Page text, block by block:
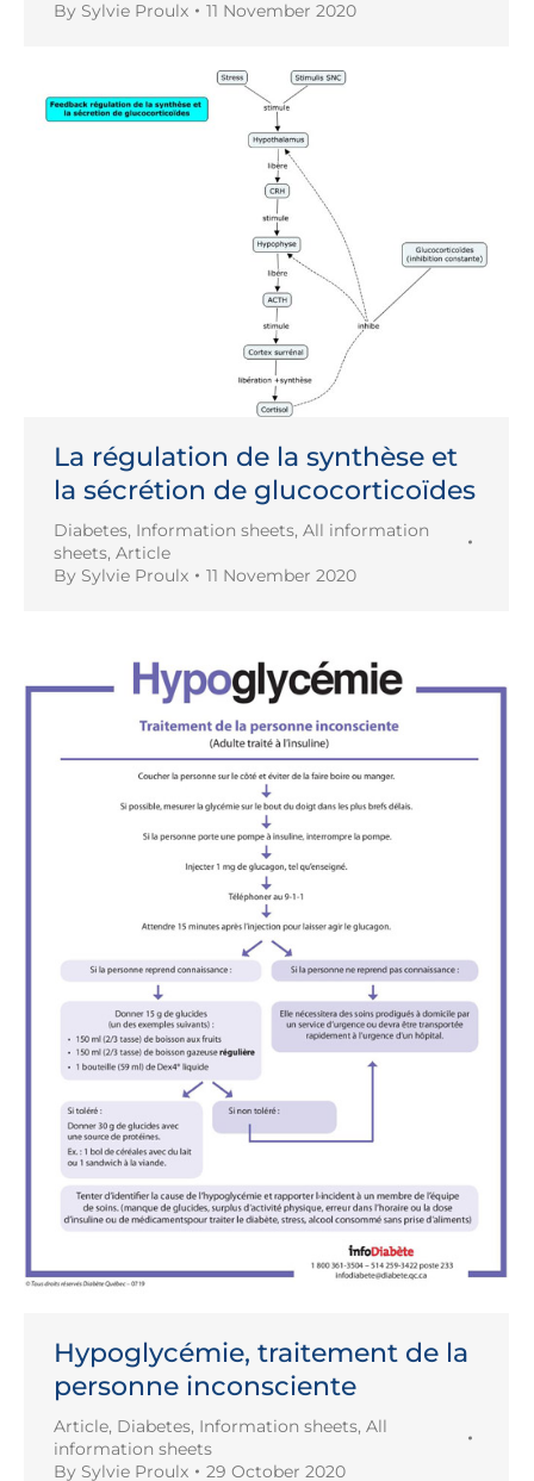
By Sylvie Proulx 11 November 2020
La régulation de la synthèse et
la sécrétion de glucocorticoïdes
Diabetes, Information sheets, All information
sheets, Article
By Sylvie Proulx 11 November 2020
Hypoglycémie, traitement de la
personne inconsciente
Article, Diabetes, Information sheets, All
information sheets
By Sylvie Proulx 29 October 2020